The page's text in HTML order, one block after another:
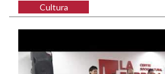
Cultura